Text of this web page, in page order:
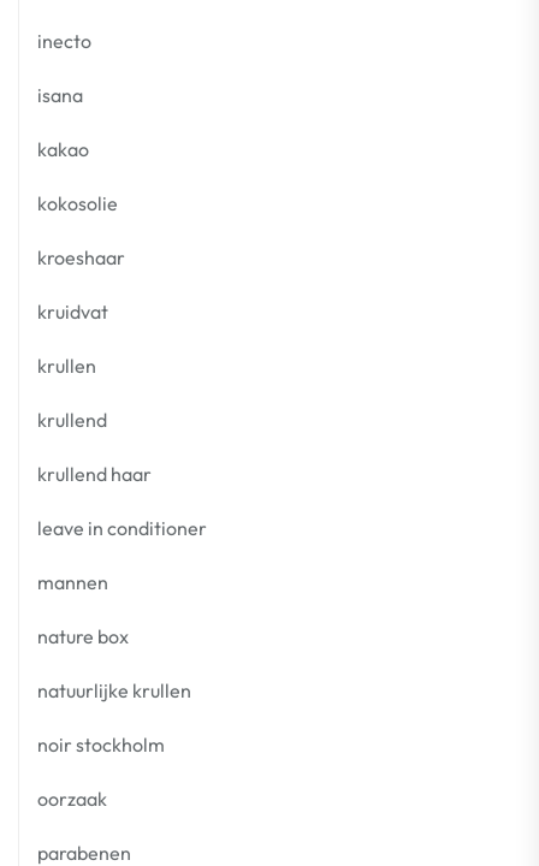
inecto
isana
kakao
kokosolie
kroeshaar
kruidvat
krullen
krullend
krullend haar
leave in conditioner
mannen
nature box
natuurlijke krullen
noir stockholm
oorzaak
parabenen